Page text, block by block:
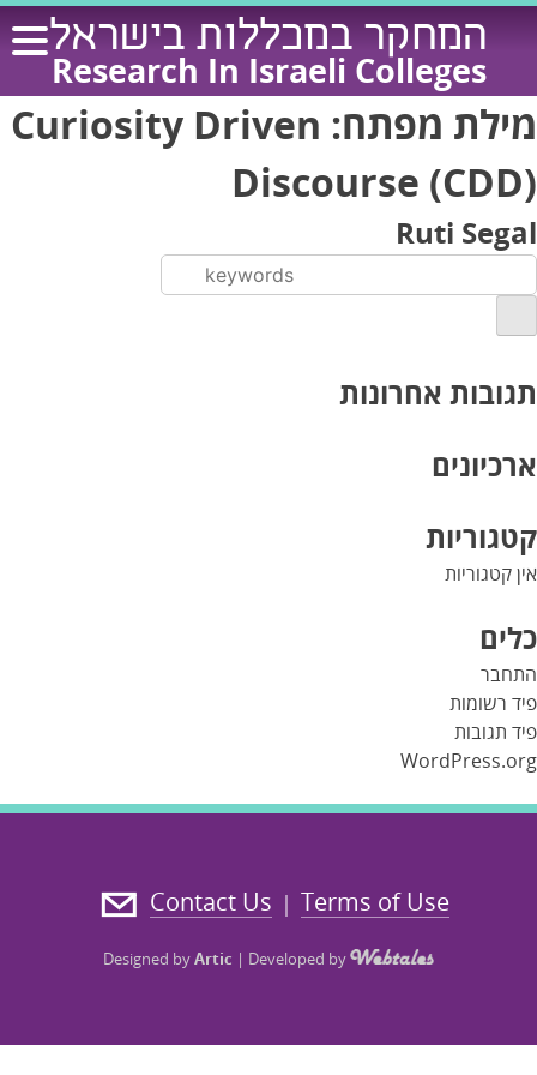
Skip
content
המחקר במכללות בישראל
Research In Israeli Colleges
מילת מפתח: Curiosity Driven
Discourse (CDD)
Ruti Segal
תגובות אחרונות
ארכיונים
קטגוריות
אין קטגוריות
כלים
התחבר
פיד רשומות
פיד תגובות
WordPress.org
Terms of Use
|
Contact Us
Designed byArtic | Developed by